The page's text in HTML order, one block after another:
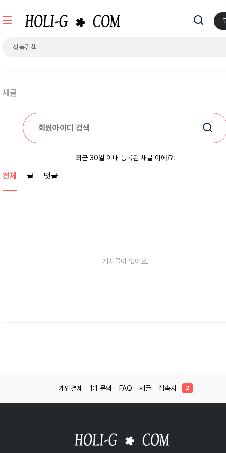
새글
최근 30일 이내 등록된 새글 이에요.
전체 글 댓글
게시물이 없어요.
개인결제 1:1 문의 FAQ 새글 접속자 2